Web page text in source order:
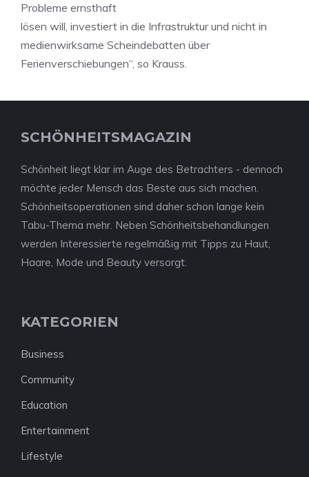
Probleme ernsthaft
lösen will, investiert in die Infrastruktur und nicht in
medienwirksame Scheindebatten über
Ferienverschiebungen“, so Krauss.
SCHÖNHEITSMAGAZIN
Schönheit liegt klar im Auge des Betrachters - dennoch
möchte jeder Mensch das Beste aus sich machen.
Schönheitsoperationen sind daher schon lange kein
Tabu-Thema mehr. Neben Schönheitsbehandlungen
werden Interessierte regelmäßig mit Tipps zu Haut,
Haare, Mode und Beauty versorgt.
KATEGORIEN
Business
Community
Education
Entertainment
Lifestyle